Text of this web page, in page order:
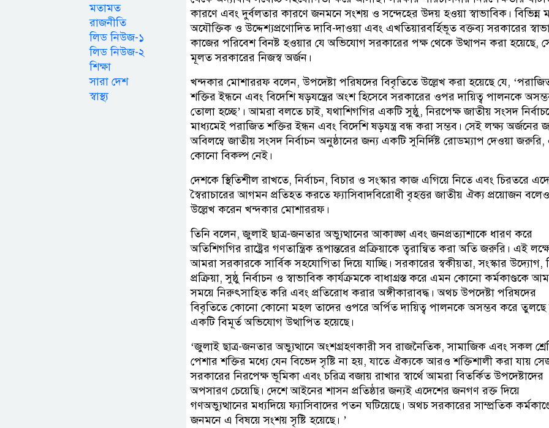
কারণে এবং দুর্বলতার কারণে জনমনে সংশয় ও সন্দেহের উদয় হওয়া স্বাভাবিক। বিভিন্ন
অযৌক্তিক ও উদ্দেশ্যপ্রণোদিত দাবি-দাওয়া এবং এখতিয়ারবর্হিভূত বক্তব্য সরকারের
কাজের পরিবেশ বিনষ্ট হওয়ার যে অভিযোগ সরকারের পক্ষ থেকে উত্থাপন করা হয়েছে,
মূলত সরকারের নিজস্ব অর্জন।
খন্দকার মোশাররফ বলেন, উপদেষ্টা পরিষদের বিবৃতিতে উল্লেখ করা হয়েছে যে,
শক্তির ইন্ধনে এবং বিদেশি ষড়যন্ত্রের অংশ হিসেবে সরকারের ওপর দায়িত্ব পালনকে
তোলা হচ্ছে’। আমরা বলতে চাই, যথাশিগগির একটি সুষ্ঠু, নিরপেক্ষ জাতীয় সংসদ
মাধ্যমেই পরাজিত শক্তির ইন্ধন এবং বিদেশি ষড়যন্ত্র বন্ধ করা সম্ভব। সেই লক্ষ্য অর্জনের
অবিলম্বে জাতীয় সংসদ নির্বাচন অনুষ্ঠানের জন্য একটি সুনির্দিষ্ট রোডম্যাপ দেওয়া
কোনো বিকল্প নেই।
দেশকে স্থিতিশীল রাখতে, নির্বাচন, বিচার ও সংস্কার কাজ এগিয়ে নিতে এবং চিরতরে
স্বৈরাচারের আগমন প্রতিহত করতে ফ্যাসিবাদবিরোধী বৃহত্তর জাতীয় ঐক্য প্রয়োজন বলেও
উল্লেখ করেন খন্দকার মোশাররফ।
তিনি বলেন, জুলাই ছাত্র-জনতার অভ্যুত্থানের আকাঙ্ক্ষা এবং জনপ্রত্যাশাকে ধারণ করে
অতিশিগগির রাষ্ট্রের গণতান্ত্রিক রূপান্তরের প্রক্রিয়াকে ত্বরান্বিত করা অতি জরুরি। এই
আমরা সরকারকে সার্বিক সহযোগিতা দিয়ে যাচ্ছি। সরকারের স্বকীয়তা, সংস্কার উদ্যোগ,
প্রক্রিয়া, সুষ্ঠু নির্বাচন ও স্বাভাবিক কার্যক্রমকে বাধাগ্রস্ত করে এমন কোনো কর্মকাণ্ডকে
সময়ে নিরুৎসাহিত করি এবং প্রতিরোধ করার অঙ্গীকারাবদ্ধ। অথচ উপদেষ্টা পরিষদের
বিবৃতিতে কোনো কোনো মহল তাদের ওপরে অর্পিত দায়িত্ব পালনকে অসম্ভব করে তুলছে
একটি বিমূর্ত অভিযোগ উত্থাপিত হয়েছে।
‘জুলাই ছাত্র-জনতার অভ্যুত্থানে অংশগ্রহণকারী সব রাজনৈতিক, সামাজিক এবং সকল
পেশার শক্তির মধ্যে যেন বিভেদ সৃষ্টি না হয়, যাতে ঐক্যকে আরও শক্তিশালী করা যায়
সরকারের নিরপেক্ষ ভূমিকা এবং চরিত্র বজায় রাখার স্বার্থে আমরা বিতর্কিত উপদেষ্টাদের
অপসারণ চেয়েছি। দেশে আইনের শাসন প্রতিষ্ঠার জন্যই এদেশের জনগণ রক্ত দিয়ে
গণঅভ্যুত্থানের মধ্যদিয়ে ফ্যাসিবাদের পতন ঘটিয়েছে। অথচ সরকারের সাম্প্রতিক
জনমনে এ বিষয়ে সংশয় সৃষ্টি হয়েছে। ’
মতামত
রাজনীতি
লিড নিউজ-১
লিড নিউজ-২
শিক্ষা
সারা দেশ
স্বাস্থ্য